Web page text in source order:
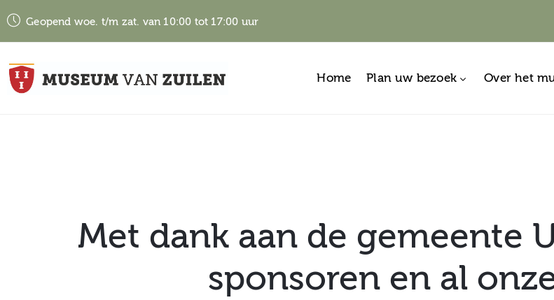
Geopend woe. t/m zat. van 10:00 tot 17:00 uur
Home Plan uw bezoek Over het
Met dank aan de gemeente
sponsoren en al